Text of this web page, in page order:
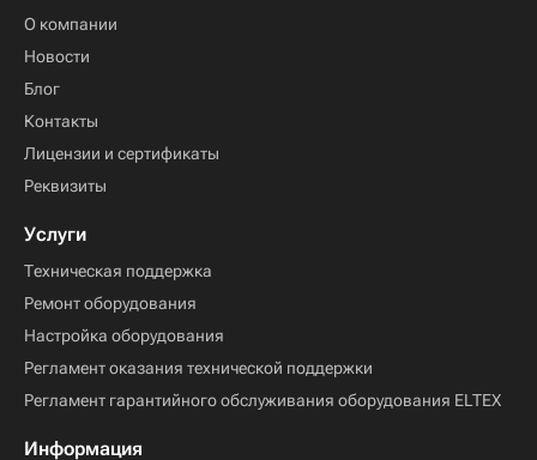
О компании
Новости
Блог
Контакты
Лицензии и сертификаты
Реквизиты
Услуги
Техническая поддержка
Ремонт оборудования
Настройка оборудования
Регламент оказания технической поддержки
Регламент гарантийного обслуживания оборудования ELTEX
Информация